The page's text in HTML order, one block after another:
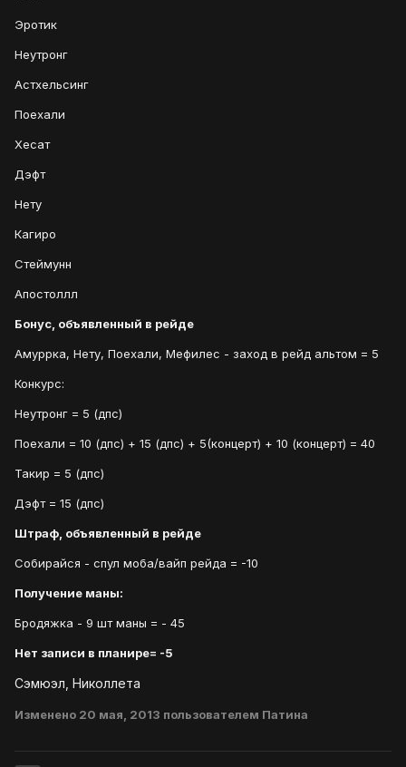
Эротик
Неутронг
Астхельсинг
Поехали
Хесат
Дэфт
Нету
Кагиро
Стеймунн
Апостоллл
Бонус, объявленный в рейде
Амуррка, Нету, Поехали, Мефилес - заход в рейд альтом = 5
Конкурс:
Неутронг = 5 (дпс)
Поехали = 10 (дпс) + 15 (дпс) + 5(концерт) + 10 (концерт) = 40
Такир = 5 (дпс)
Дэфт = 15 (дпс)
Штраф, объявленный в рейде
Собирайся - спул моба/вайп рейда = -10
Получение маны:
Бродяжка - 9 шт маны = - 45
Нет записи в планире= -5
Сэмюэл, Николлета
Изменено 20 мая, 2013 пользователем Патина